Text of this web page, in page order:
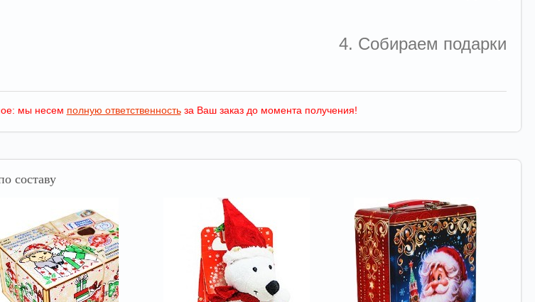
4. Собираем подарки
мы несем полную ответственностьза Ваш заказ до момента получения!
составу